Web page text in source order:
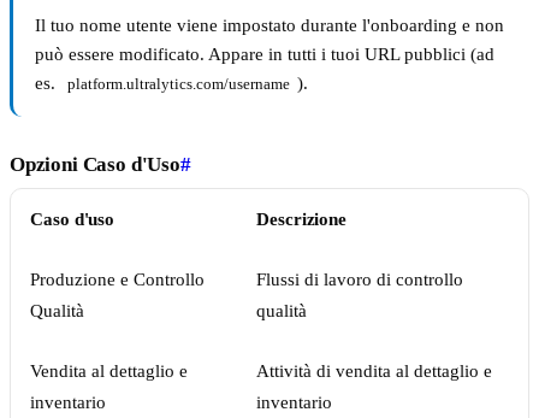
Il tuo nome utente viene impostato durante l'onboarding e non
può essere modificato. Appare in tutti i tuoi URL pubblici (ad
es.
platform.ultralytics.com/username ).
Opzioni Caso d'Uso#
Caso d'uso Descrizione
Produzione e Controllo
Qualità
Flussi di lavoro di controllo
qualità
Vendita al dettaglio e
inventario
Attività di vendita al dettaglio e
inventario